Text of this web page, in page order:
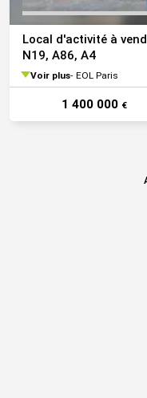
Local d'activité à
N19, A86, A4
Voir plus EOL Paris
1 400 000 €